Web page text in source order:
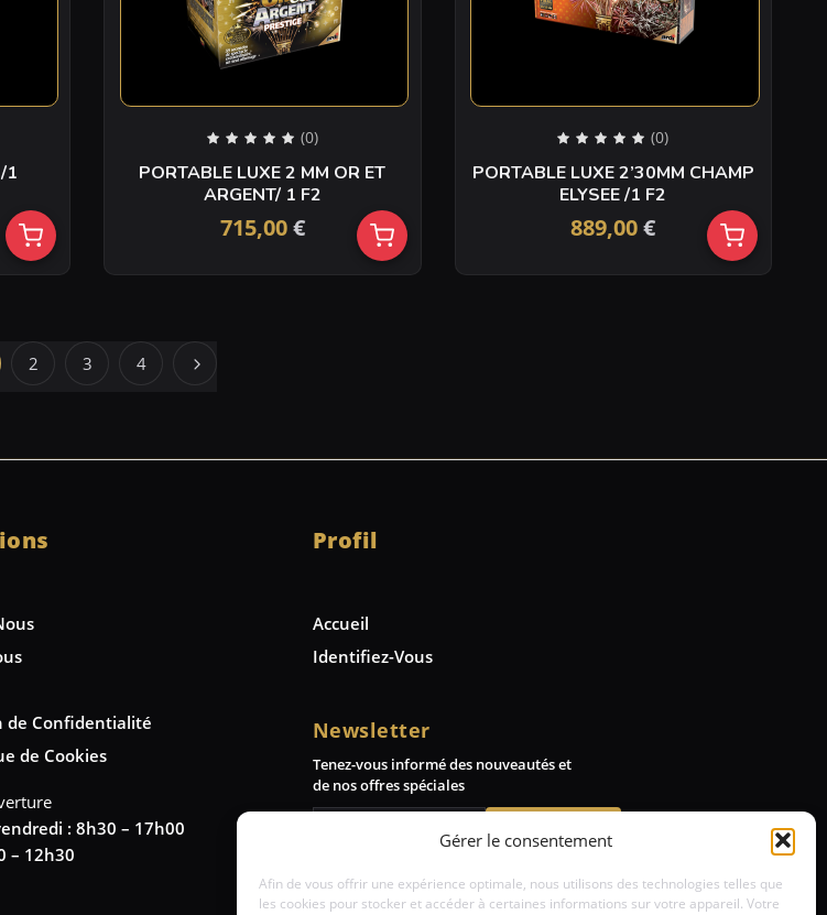
Gérer le consentement
Afin de vous offrir une expérience optimale, nous utilisons des technologies telles que
les cookies pour stocker et accéder à certaines informations sur votre appareil. Votre
PORTABLE 5 MINUTES /1
(0)
PORTABLE LUXE 2 MM OR ET
ARGENT/ 1 F2
715,00€
(0)
PORTABLE LUXE 2’30MM CHAMP
ELYSEE /1 F2
889,00€
2 3 4
de Confidentialité
de Cookies
: 8h30 – 17h00
– 12h30
Profil
Accueil
Identifiez-Vous
Newsletter
Tenez-vous informé des nouveautés et
de nos offres spéciales